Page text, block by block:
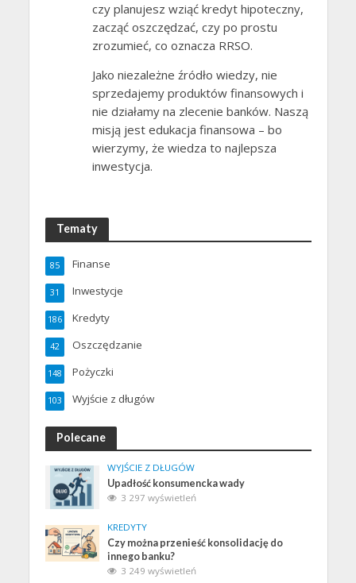
czy planujesz wziąć kredyt hipoteczny,
zacząć oszczędzać, czy po prostu
zrozumieć, co oznacza RRSO.
Jako niezależne źródło wiedzy, nie
sprzedajemy produktów finansowych i
nie działamy na zlecenie banków. Naszą
misją jest edukacja finansowa – bo
wierzymy, że wiedza to najlepsza
inwestycja.
Tematy
Finanse
85
Inwestycje
31
Kredyty
186
Oszczędzanie
42
Pożyczki
148
Wyjście z długów
103
Polecane
WYJŚCIE Z DŁUGÓW
Upadłość konsumencka wady
3 297 wyświetleń
KREDYTY
Czy można przenieść konsolidację do
innego banku?
3 249 wyświetleń